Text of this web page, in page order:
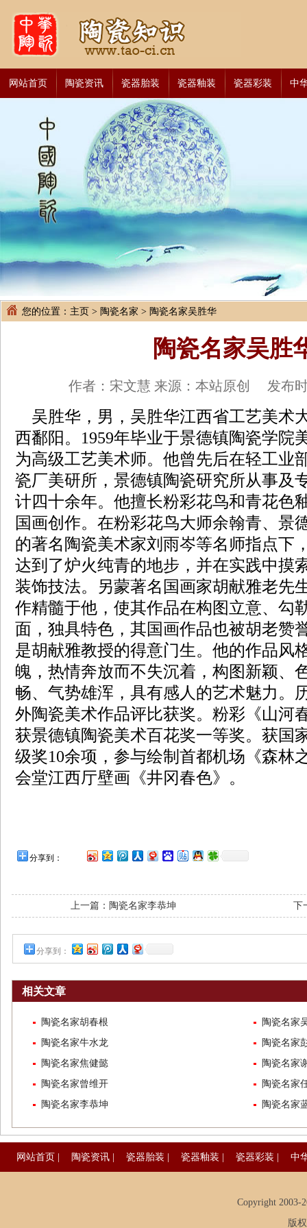
网站首页 陶瓷资讯 瓷器胎装 瓷器釉装 瓷器彩装 中
您的位置： 主页 > 陶瓷名家 > 陶瓷名家吴胜华
陶瓷名家吴胜
作者：宋文慧 来源：本站原创 发布时
吴胜华，男，吴胜华江西省工艺美术
西鄱阳。1959年毕业于景德镇陶瓷学院
为高级工艺美术师。他曾先后在轻工业
瓷厂美研所，景德镇陶瓷研究所从事及
计四十余年。他擅长粉彩花鸟和青花色
国画创作。在粉彩花鸟大师余翰青、景
的著名陶瓷美术家刘雨岑等名师指点下
达到了炉火纯青的地步，并在实践中摸
装饰技法。另蒙著名国画家胡献雅老先
作精髓于他，使其作品在构图立意、勾
面，独具特色，其国画作品也被胡老赞
是胡献雅教授的得意门生。他的作品风
魄，热情奔放而不失沉着，构图新颖、
畅、气势雄浑，具有感人的艺术魅力。
外陶瓷美术作品评比获奖。粉彩《山河
获景德镇陶瓷美术百花奖一等奖。获国
级奖10余项，参与绘制首都机场《森林
会堂江西厅壁画《井冈春色》。
分享到：
上一篇： 陶瓷名家李恭坤 下
分享到：
相关文章
陶瓷名家胡春根
陶瓷名家
陶瓷名家牛水龙
陶瓷名家
陶瓷名家焦健懿
陶瓷名家
陶瓷名家曾维开
陶瓷名家
陶瓷名家李恭坤
陶瓷名家
网站首页 陶瓷资讯 瓷器胎装 瓷器釉装 瓷器彩装 中
Copyright 2003-
版